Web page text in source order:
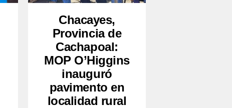
Chacayes,
Provincia de
Cachapoal:
MOP O’Higgins
inauguró
pavimento en
localidad rural